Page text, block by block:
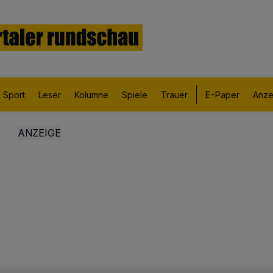
Sport Leser Kolumne Spiele Trauer E-Paper